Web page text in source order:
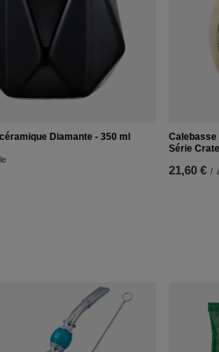
Diamante - 350 ml
Calebasse
Série
21,60 € /